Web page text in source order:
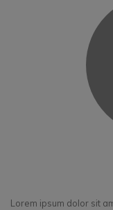
Lorem ipsum dolor sit